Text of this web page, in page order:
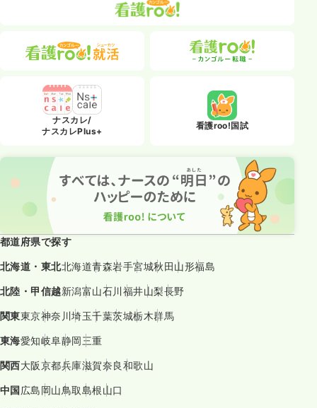
ナスカレ/
ナスカレPlus+
看護roo!国試
都道府県で探す
北海道・東北北海道青森岩手宮城秋田山形福島
北陸・甲信越新潟富山石川福井山梨長野
関東東京神奈川埼玉千葉茨城栃木群馬
東海愛知岐阜静岡三重
関西大阪京都兵庫滋賀奈良和歌山
中国広島岡山鳥取島根山口